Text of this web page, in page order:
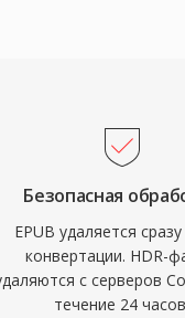
Безопасная
EPUB удаляется
конвертации. HDR-
с серверов
течение 24